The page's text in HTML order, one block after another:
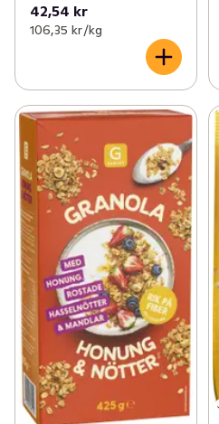
42,54 kr
106,35 kr /kg